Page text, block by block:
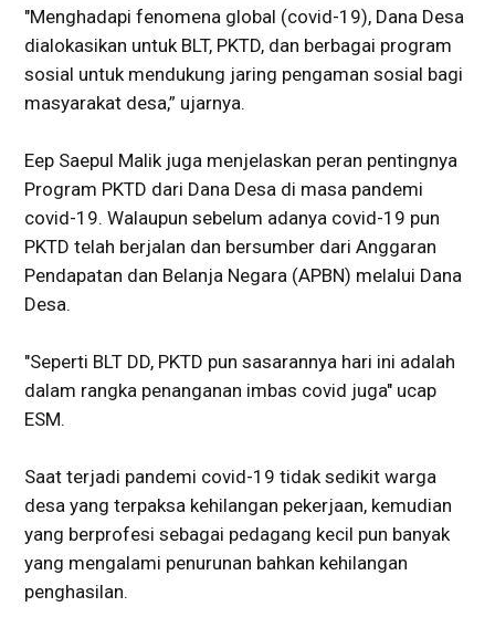
"Menghadapi fenomena global (covid-19), Dana Desa
dialokasikan untuk BLT, PKTD, dan berbagai program
sosial untuk mendukung jaring pengaman sosial bagi
masyarakat desa,” ujarnya.
Eep Saepul Malik juga menjelaskan peran pentingnya
Program PKTD dari Dana Desa di masa pandemi
covid-19. Walaupun sebelum adanya covid-19 pun
PKTD telah berjalan dan bersumber dari Anggaran
Pendapatan dan Belanja Negara (APBN) melalui Dana
Desa.
"Seperti BLT DD, PKTD pun sasarannya hari ini adalah
dalam rangka penanganan imbas covid juga" ucap
ESM.
Saat terjadi pandemi covid-19 tidak sedikit warga
desa yang terpaksa kehilangan pekerjaan, kemudian
yang berprofesi sebagai pedagang kecil pun banyak
yang mengalami penurunan bahkan kehilangan
penghasilan.